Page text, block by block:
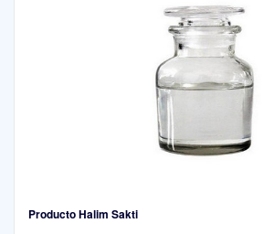
Producto Halim Sakti